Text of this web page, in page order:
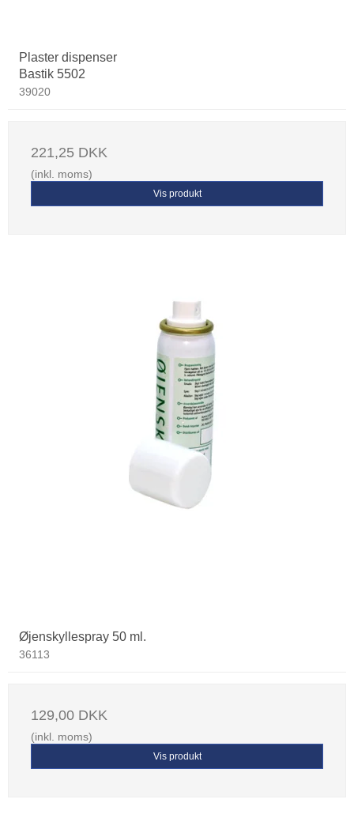
Plaster dispenser
Bastik 5502
39020
221,25 DKK
(inkl. moms)
Vis produkt
Øjenskyllespray 50 ml.
36113
129,00 DKK
(inkl. moms)
Vis produkt